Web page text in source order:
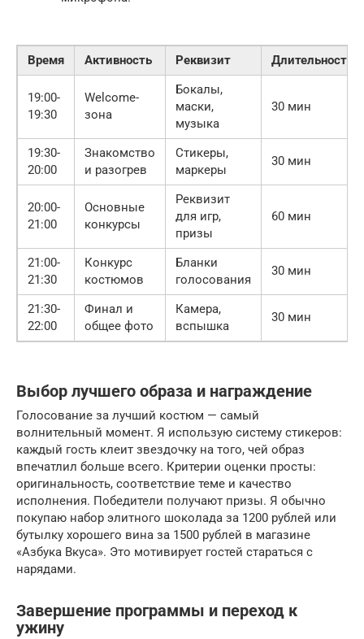
Время Активность Реквизит Длительность
19:00-
19:30
Welcome-
зона
Бокалы,
маски,
музыка
30 мин
19:30-
20:00
Знакомство
и разогрев
Стикеры,
маркеры
30 мин
20:00-
21:00
Основные
конкурсы
Реквизит
для игр,
призы
60 мин
21:00-
21:30
Конкурс
костюмов
Бланки
голосования
30 мин
21:30-
22:00
Финал и
общее фото
Камера,
вспышка
30 мин
Выбор лучшего образа и награждение
Голосование за лучший костюм — самый
волнительный момент. Я использую систему стикеров:
каждый гость клеит звездочку на того, чей образ
впечатлил больше всего. Критерии оценки просты:
оригинальность, соответствие теме и качество
исполнения. Победители получают призы. Я обычно
покупаю набор элитного шоколада за 1200 рублей или
бутылку хорошего вина за 1500 рублей в магазине
«Азбука Вкуса». Это мотивирует гостей стараться с
нарядами.
Завершение программы и переход к
ужину